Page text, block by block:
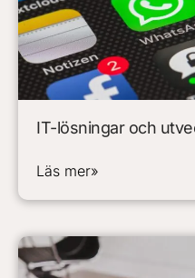
IT-lösningar och
Läs mer»